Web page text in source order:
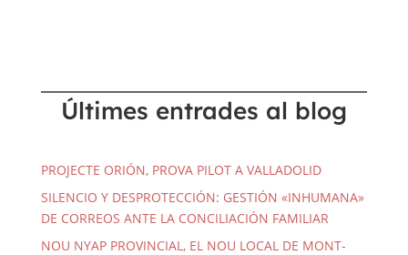
Últimes entrades al blog
PROJECTE ORIÓN, PROVA PILOT A VALLADOLID
SILENCIO Y DESPROTECCIÓN: GESTIÓN «INHUMANA»
DE CORREOS ANTE LA CONCILIACIÓN FAMILIAR
NOU NYAP PROVINCIAL, EL NOU LOCAL DE MONT-